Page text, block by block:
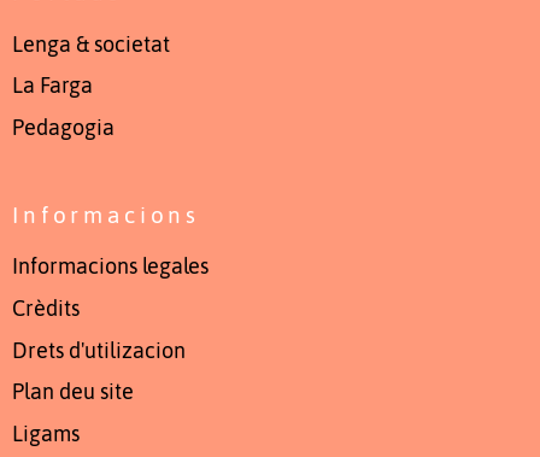
Lenga & societat
La Farga
Pedagogia
Informacions
Informacions legales
Crèdits
Drets d'utilizacion
Plan deu site
Ligams